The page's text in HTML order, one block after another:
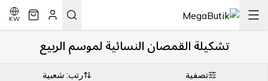
KW
تشكيلة القمصان النسائية لموسم الربيع
تصفية رتب: شعبية